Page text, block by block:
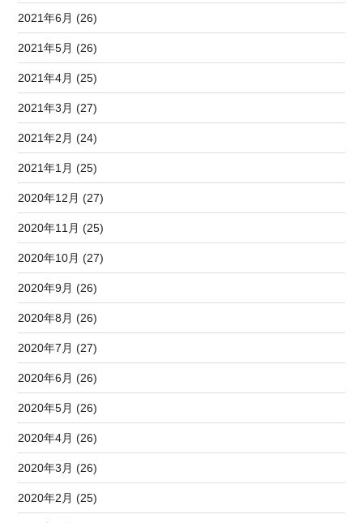
2021年6月 (26)
2021年5月 (26)
2021年4月 (25)
2021年3月 (27)
2021年2月 (24)
2021年1月 (25)
2020年12月 (27)
2020年11月 (25)
2020年10月 (27)
2020年9月 (26)
2020年8月 (26)
2020年7月 (27)
2020年6月 (26)
2020年5月 (26)
2020年4月 (26)
2020年3月 (26)
2020年2月 (25)